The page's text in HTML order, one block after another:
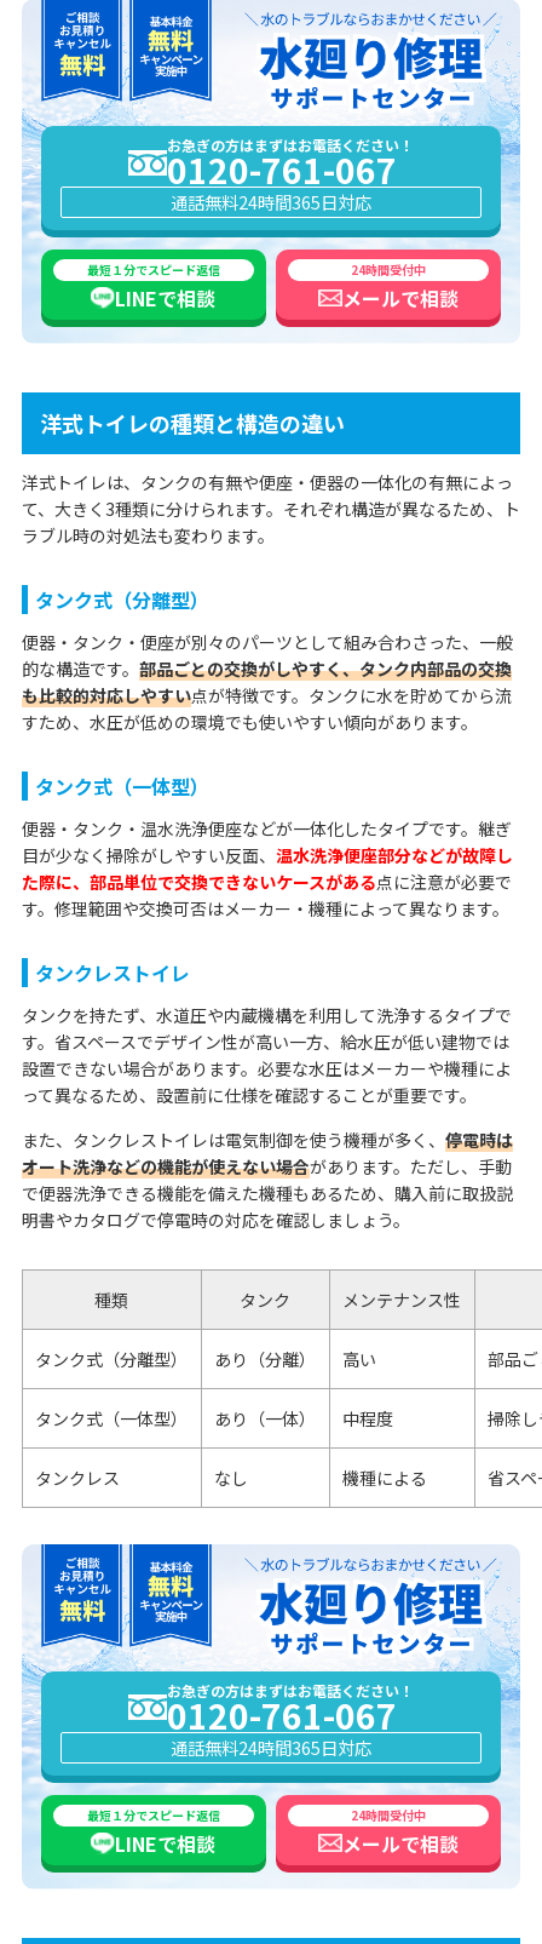
お急ぎの方はまずはお電話ください！
0120-761-067
通話無料24時間365日対応
最短１分でスピード返信
LINEで相談
24時間受付中
メールで相談
洋式トイレの種類と構造の違い
洋式トイレは、タンクの有無や便座・便器の一体化の有無によっ
て、大きく3種類に分けられます。それぞれ構造が異なるため、ト
ラブル時の対処法も変わります。
タンク式（分離型）
便器・タンク・便座が別々のパーツとして組み合わさった、一般
的な構造です。 部品ごとの交換がしやすく、タンク内部品の交換
も比較的対応しやすい点が特徴です。タンクに水を貯めてから流
すため、水圧が低めの環境でも使いやすい傾向があります。
タンク式（一体型）
便器・タンク・温水洗浄便座などが一体化したタイプです。継ぎ
目が少なく掃除がしやすい反面、 温水洗浄便座部分などが故障し
た際に、部品単位で交換できないケースがある点に注意が必要で
す。修理範囲や交換可否はメーカー・機種によって異なります。
タンクレストイレ
タンクを持たず、水道圧や内蔵機構を利用して洗浄するタイプで
す。省スペースでデザイン性が高い一方、給水圧が低い建物では
設置できない場合があります。必要な水圧はメーカーや機種によ
って異なるため、設置前に仕様を確認することが重要です。
また、タンクレストイレは電気制御を使う機種が多く、 停電時は
オート洗浄などの機能が使えない場合があります。ただし、手動
で便器洗浄できる機能を備えた機種もあるため、購入前に取扱説
明書やカタログで停電時の対応を確認しましょう。
種類 タンク メンテナンス性
タンク式（分離型） あり（分離） 高い 部品
タンク式（一体型） あり（一体） 中程度 掃除
タンクレス なし 機種による 省ス
お急ぎの方はまずはお電話ください！
0120-761-067
通話無料24時間365日対応
最短１分でスピード返信
LINEで相談
24時間受付中
メールで相談